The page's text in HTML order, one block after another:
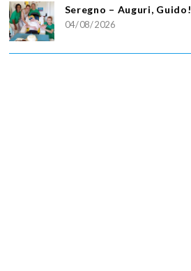
Seregno – Auguri, Guido!
04/08/2026